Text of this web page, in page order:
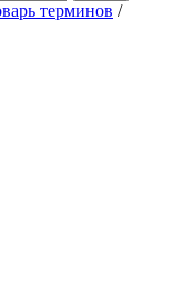
терминов /